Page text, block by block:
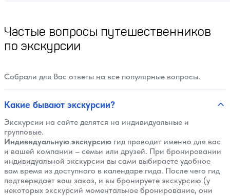
Частые вопросы путешественников
по экскурсии
Собрали для Вас ответы на все популярные вопросы.
Какие бывают экскурсии?
Экскурсии на сайте делятся на индивидуальные и
групповые.
Индивидуальную экскурсию гид проводит именно для вас
и вашей компании – семьи или друзей. При бронировании
индивидуальной экскурсии вы сами выбираете удобное
вам время из доступного в календаре гида. После чего гид
подтверждает ваш заказ, и вы бронируете экскурсию (у
некоторых экскурсий моментальное бронирование, они